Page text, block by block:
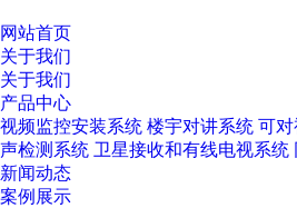
网站首页
关于我们
关于我们
产品中心
视频监控安装系统 楼宇对讲系统 可
声检测系统 卫星接收和有线电视系统
新闻动态
案例展示